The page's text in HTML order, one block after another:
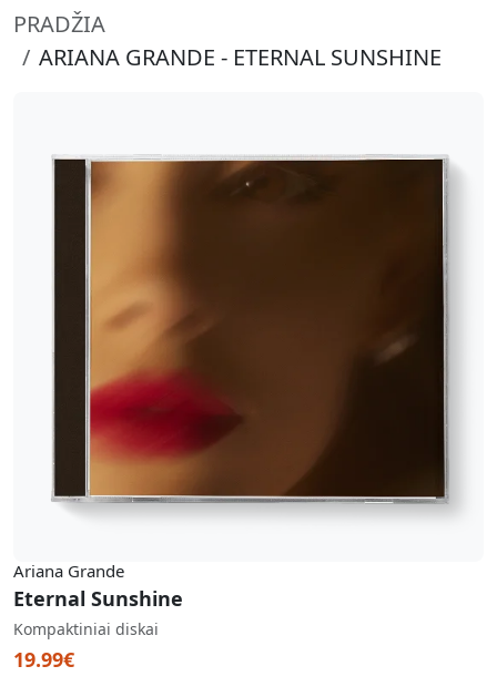
PRADŽIA
ARIANA GRANDE - ETERNAL SUNSHINE
Ariana Grande
Eternal Sunshine
Kompaktiniai diskai
19.99€